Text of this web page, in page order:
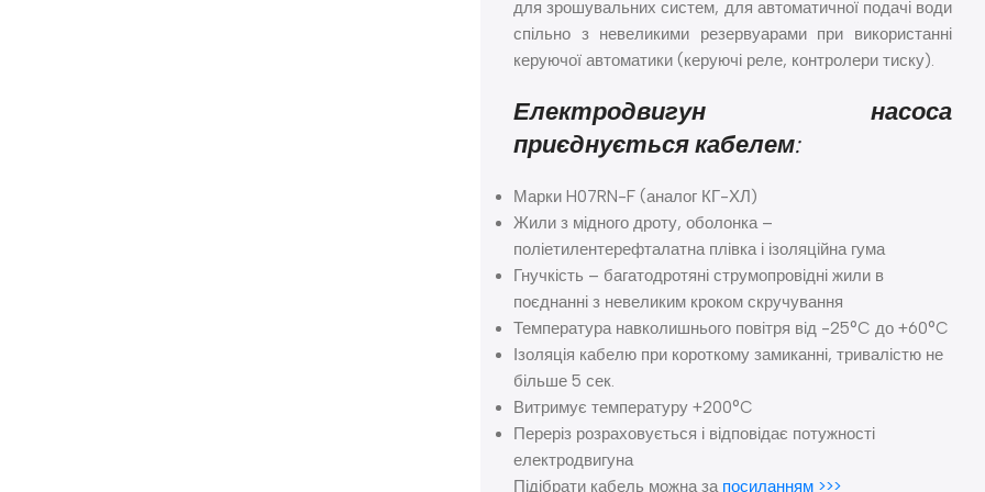
для зрошувальних систем, для автоматичної подачі води
спільно з невеликими резервуарами при використанні
керуючої автоматики (керуючі реле, контролери тиску).
Електродвигун насоса
приєднується кабелем:
Марки H07RN-F (аналог КГ-ХЛ)
Жили з мідного дроту, оболонка –
поліетилентерефталатна плівка і ізоляційна гума
Гнучкість – багатодротяні струмопровідні жили в
поєднанні з невеликим кроком скручування
Температура навколишнього повітря від -25°C до +60°C
Ізоляція кабелю при короткому замиканні, тривалістю не
більше 5 сек.
Витримує температуру +200°C
Переріз розраховується і відповідає потужності
електродвигуна
Підібрати кабель можна за посиланням >>>